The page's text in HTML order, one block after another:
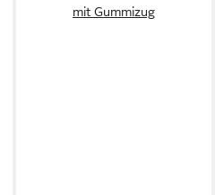
mit Gummizug